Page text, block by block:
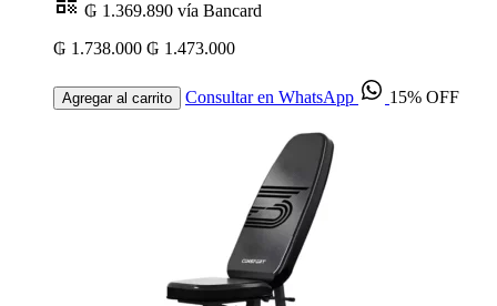
₲ 1.369.890 vía Bancard
₲ 1.738.000 ₲ 1.473.000
Agregar al carrito Consultar en WhatsApp 15% OFF